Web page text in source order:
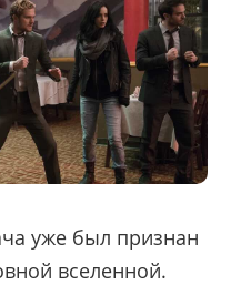
уже был признан
вселенной.